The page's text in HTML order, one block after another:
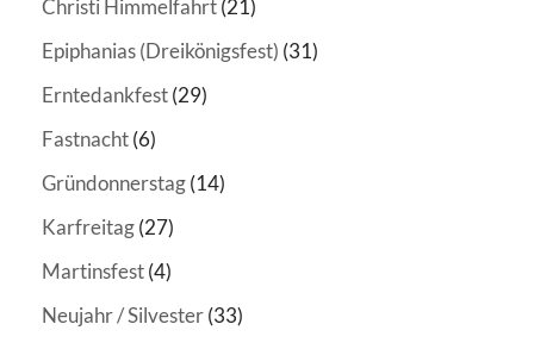
Christi Himmelfahrt(21)
Epiphanias (Dreikönigsfest) (31)
Erntedankfest(29)
Fastnacht(6)
Gründonnerstag(14)
Karfreitag(27)
Martinsfest(4)
Neujahr / Silvester(33)